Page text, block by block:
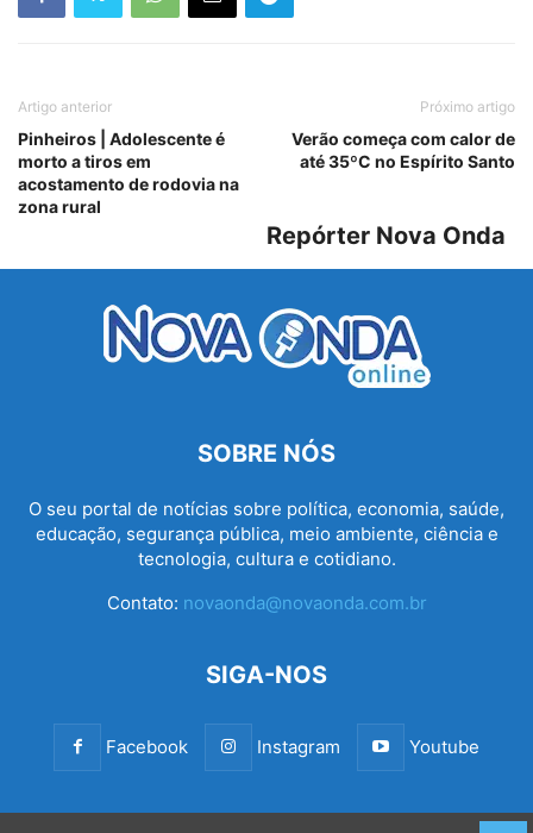
Artigo anterior
Pinheiros | Adolescente é
morto a tiros em
acostamento de rodovia na
zona rural
Próximo artigo
Verão começa com calor de
até 35ºC no Espírito Santo
Repórter Nova Onda
SOBRE NÓS
O seu portal de notícias sobre política, economia, saúde,
educação, segurança pública, meio ambiente, ciência e
tecnologia, cultura e cotidiano.
Contato: novaonda@novaonda.com.br
SIGA-NOS
Facebook Instagram Youtube